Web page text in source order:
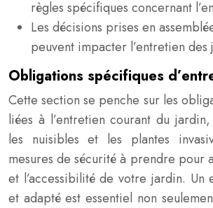
règles spécifiques concernant
Les décisions prises en
peuvent impacter l’entretien
Obligations spécifiques
Cette section se penche sur les
liées à l’entretien courant du
les nuisibles et les plantes
mesures de sécurité à prendre pour
et l’accessibilité de votre jardin. Un
et adapté est essentiel non